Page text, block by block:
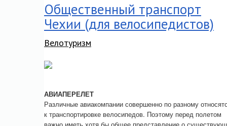
Общественный транспорт
Чехии (для велосипедистов)
Велотуризм
АВИАПЕРЕЛЕТ
Различные авиакомпании совершенно по разному
к транспортировке велосипедов. Поэтому перед полетом